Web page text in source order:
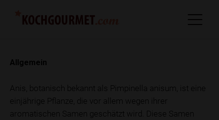
Allgemein
Anis, botanisch bekannt als Pimpinella anisum, ist eine
einjährige Pflanze, die vor allem wegen ihrer
aromatischen Samen geschätzt wird. Diese Samen